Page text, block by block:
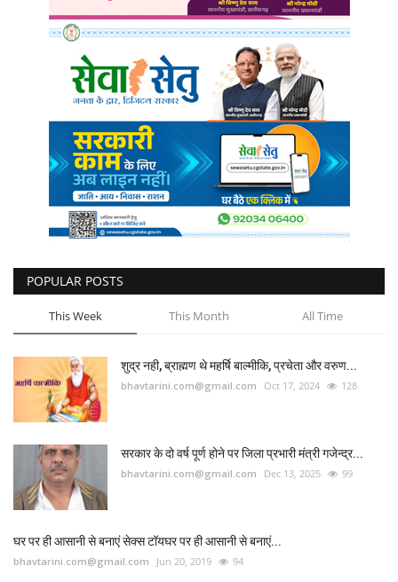
POPULAR POSTS
This Week This Month All Time
शुद्र नही, ब्राह्मण थे महर्षि बाल्मीकि, प्रचेता और वरुण...
bhavtarini.com@gmail.com Oct 17, 2024 128
सरकार के दो वर्ष पूर्ण होने पर जिला प्रभारी मंत्री गजेन्द्र...
bhavtarini.com@gmail.com Dec 13, 2025 99
घर पर ही आसानी से बनाएं सेक्स टॉयघर पर ही आसानी से बनाएं...
bhavtarini.com@gmail.com Jun 20, 2019 94